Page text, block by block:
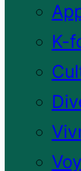
K-